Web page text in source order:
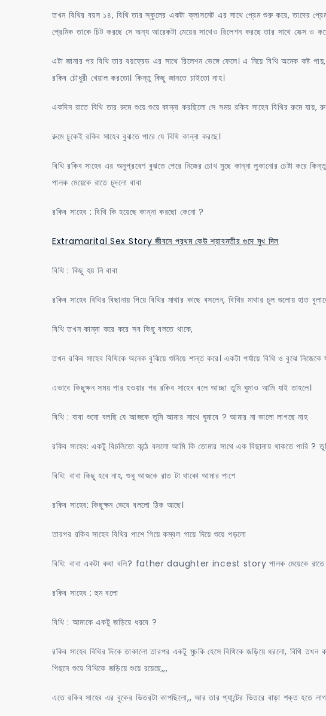
তখন বিথির বয়স ১৪, বিথি তার স্কুলের একটা ক্লাসমেট এর সাথে প্রেম শুরু করে, তাদের
প্রেমিক তাকে চিট করছে সে অন্য আরেকটা মেয়ের সাথেও রিলেশন করছে তার সাথে সেক্স ও
এটা জানার পর বিথি তার বয়ফ্রেড এর সাথে রিলেশন ভেঙ্গে ফেলে। এ নিয়ে বিথি অনেক কষ্ট
রকিব চৌধুরী খেয়াল করতো। কিন্তু কিছু জানতে চাইতো নাহ।
একদিন রাতে বিথি তার রুমে শুয়ে শুয়ে কান্না করছিলো সে সময় রকিব সাহেব বিথির রুমে
রুমে ঢুকেই রকিব সাহেব বুঝতে পারে যে বিথি কান্না করছে।
বিথি রকিব সাহেব এর অনুপ্রবেশ বুঝতে পেরে নিজের চোখ মুছে কান্না লুকানোর
পালক মেয়েকে রাতে চুদলো বাবা
রকিব সাহেব : বিথি কি হয়েছে কান্না করছো কেনো ?
Extramarital Sex Story জীবনে প্রথম কেউ শ্রাবন্তীর গুদে মুখ দিল
বিথি : কিছু হয় নি বাবা
রকিব সাহেব বিথির বিছানায় গিয়ে বিথির মাথার কাছে বসলেন, বিথির মাথার চুল গুলোয় হাত
বিথি তখন কান্না করে করে সব কিছু বলতে থাকে,
তখন রকিব সাহেব বিথিকে অনেক বুঝিয়ে শুনিয়ে শান্ত করে। একটা পর্যায়ে বিথি ও বুঝে নিজেকে
এভাবে কিছুক্ষন সময় পার হওয়ার পর রকিব সাহেব বলে আচ্ছা তুমি ঘুমাও আমি যাই তাহলে।
বিথি : বাবা শুনো বলছি যে আজকে তুমি আমার সাথে ঘুমাবে ? আমার না ভালো লাগছে নাহ
রকিব সাহেব: একটু বিচলিতো কন্ঠে বললো আমি কি তোমার সাথে এক বিছানায় থাকতে পারি ?
বিথি: বাবা কিছু হবে নাহ, শুধু আজকে রাত টা থাকো আমার পাশে
রকিব সাহেব: কিছুক্ষন ভেবে বললো ঠিক আছে।
তারপর রকিব সাহেব বিথির পাশে গিয়ে কম্বল গায়ে দিয়ে শুয়ে পড়লো
বিথি: বাবা একটা কথা বলি? father daughter incest story পালক মেয়েকে রাতে
রকিব সাহেব : হুম বলো
বিথি : আমাকে একটু জড়িয়ে ধরবে ?
রকিব সাহেব বিথির দিকে তাকালো তারপর একটু মুচকি হেসে বিথিকে জড়িয়ে ধরলো, বিথি
পিছনে শুয়ে বিথিকে জড়িয়ে শুয়ে রয়েছে,,,
এতে রকিব সাহেব এর বুকের ভিতরটা কাপছিলো,, আর তার প্যান্টের ভিতরে বাড়া শক্ত হতে